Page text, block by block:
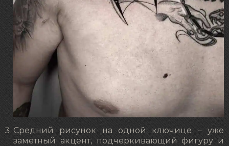
Средний рисунок на одной ключице – уже
заметный акцент, подчеркивающий фигуру и